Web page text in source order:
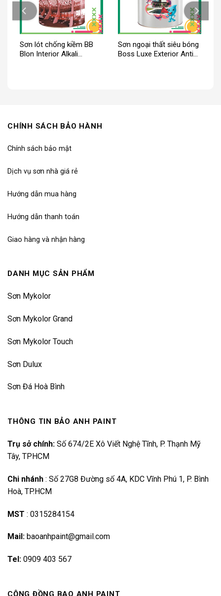
Sơn lót chống kiềm BB
Blon Interior Alkali
Sơn ngoại thất siêu bóng
Boss Luxe Exterior Anti
CHÍNH SÁCH BẢO HÀNH
Chính sách bảo mật
Dịch vụ sơn nhà giá rẻ
Hướng dẫn mua hàng
Hướng dẫn thanh toán
Giao hàng và nhận hàng
DANH MỤC SẢN PHẨM
Sơn Mykolor
Sơn Mykolor Grand
Sơn Mykolor Touch
Sơn Dulux
Sơn Đá Hoà Bình
THÔNG TIN BẢO ANH PAINT
Trụ sở chính: Số 674/2E Xô Viết Nghệ Tĩnh, P. Thạnh Mỹ
Tây, TPHCM
Chi nhánh : Số 27G8 Đường số 4A, KDC Vĩnh Phú 1, P. Bình
Hoà, TP.HCM
MST : 0315284154
Mail: baoanhpaint@gmail.com
Tel: 0909 403 567
CỘNG ĐỒNG BAO ANH PAINT